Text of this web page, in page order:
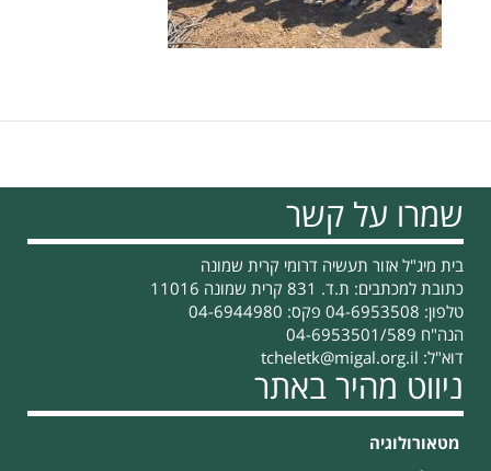
שמרו על קשר
בית מיג"ל אזור תעשיה דרומי קרית שמונה
כתובת למכתבים: ת.ד. 831 קרית שמונה 11016
טלפון: 04-6953508 פקס: 04-6944980
הנה"ח 04-6953501/589
דוא"ל: tcheletk@migal.org.il
ניווט מהיר באתר
מטאורולוגיה